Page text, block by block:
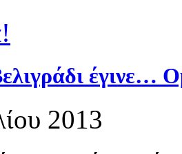
έγινε…
2013